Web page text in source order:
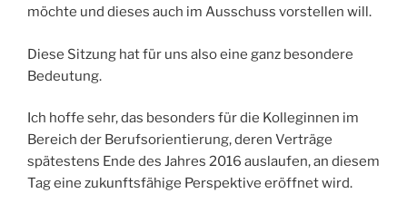
möchte und dieses auch im Ausschuss vorstellen will.
Diese Sitzung hat für uns also eine ganz besondere
Bedeutung.
Ich hoffe sehr, das besonders für die Kolleginnen im
Bereich der Berufsorientierung, deren Verträge
spätestens Ende des Jahres 2016 auslaufen, an diesem
Tag eine zukunftsfähige Perspektive eröffnet wird.